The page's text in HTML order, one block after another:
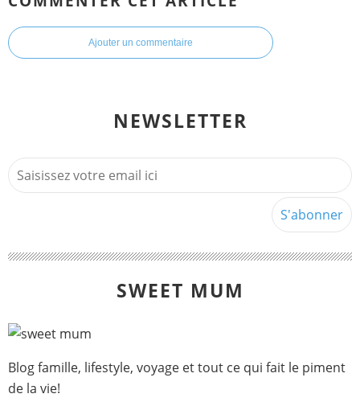
Ajouter un commentaire
NEWSLETTER
SWEET MUM
Blog famille, lifestyle, voyage et tout ce qui fait le piment
de la vie!